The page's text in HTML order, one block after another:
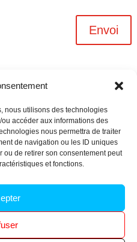
nous utilisons des technologies
accéder aux informations des
nous permettra de traiter
de navigation ou les ID uniques
ou de retirer son consentement peut
et fonctions.
Envoi
n-6
–